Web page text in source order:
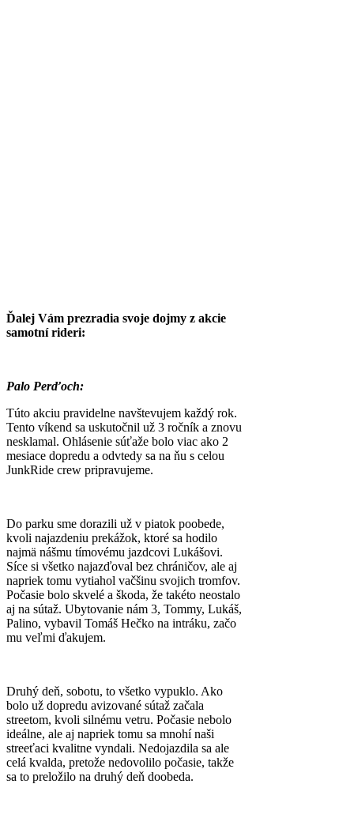
Ďalej Vám prezradia svoje dojmy z akcie
samotní rideri:
Palo Perďoch:
Túto akciu pravidelne navštevujem každý rok.
Tento víkend sa uskutočnil už 3 ročník a znovu
nesklamal. Ohlásenie súťaže bolo viac ako 2
mesiace dopredu a odvtedy sa na ňu s celou
JunkRide crew pripravujeme.
Do parku sme dorazili už v piatok poobede,
kvoli najazdeniu prekážok, ktoré sa hodilo
najmä nášmu tímovému jazdcovi Lukášovi.
Síce si všetko najazďoval bez chráničov, ale aj
napriek tomu vytiahol vačšinu svojich tromfov.
Počasie bolo skvelé a škoda, že takéto neostalo
aj na sútaž. Ubytovanie nám 3, Tommy, Lukáš,
Palino, vybavil Tomáš Hečko na intráku, začo
mu veľmi ďakujem.
Druhý deň, sobotu, to všetko vypuklo. Ako
bolo už dopredu avizované sútaž začala
streetom, kvoli silnému vetru. Počasie nebolo
ideálne, ale aj napriek tomu sa mnohí naši
streeťaci kvalitne vyndali. Nedojazdila sa ale
celá kvalda, pretože nedovolilo počasie, takže
sa to preložilo na druhý deň doobeda.